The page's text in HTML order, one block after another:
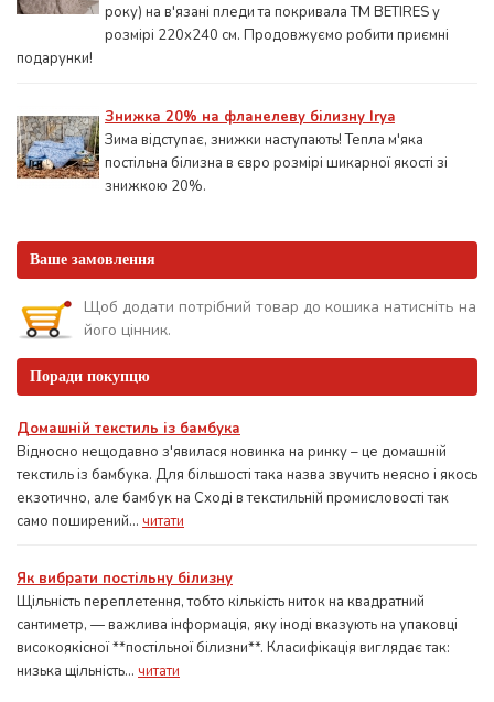
року) на в'язані пледи та покривала ТМ BETIRES у
розмірі 220х240 см. Продовжуємо робити приємні
подарунки!
Знижка 20% на фланелеву білизну Irya
Зима відступає, знижки наступають! Тепла м'яка
постільна білизна в євро розмірі шикарної якості зі
знижкою 20%.
Ваше замовлення
Щоб додати потрібний товар до кошика натисніть на
його цінник.
Поради покупцю
Домашній текстиль із бамбука
Відносно нещодавно з'явилася новинка на ринку – це домашній
текстиль із бамбука. Для більшості така назва звучить неясно і якось
екзотично, але бамбук на Сході в текстильній промисловості так
само поширений... читати
Як вибрати постільну білизну
Щільність переплетення, тобто кількість ниток на квадратний
сантиметр, — важлива інформація, яку іноді вказують на упаковці
високоякісної **постільної білизни**. Класифікація виглядає так:
низька щільність... читати